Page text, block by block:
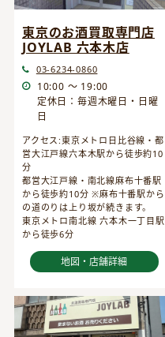
東京のお酒買取専門店
JOYLAB 六本木店
03-6234-0860
10:00 ～ 19:00
定休日：毎週木曜日・日曜
日
アクセス:東京メトロ日比谷線・都
営大江戸線六本木駅から徒歩約10
分
都営大江戸線・南北線麻布十番駅
から徒歩約10分 ※麻布十番駅から
の道のりは上り坂が続きます。
東京メトロ南北線 六本木一丁目駅
から徒歩6分
地図・店舗詳細